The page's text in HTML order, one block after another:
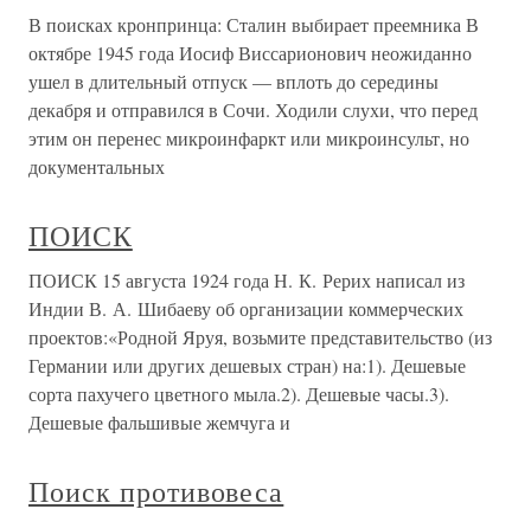
В поисках кронпринца: Сталин выбирает преемника В
октябре 1945 года Иосиф Виссарионович неожиданно
ушел в длительный отпуск — вплоть до середины
декабря и отправился в Сочи. Ходили слухи, что перед
этим он перенес микроинфаркт или микроинсульт, но
документальных
ПОИСК
ПОИСК 15 августа 1924 года Н. К. Рерих написал из
Индии В. А. Шибаеву об организации коммерческих
проектов:«Родной Яруя, возьмите представительство (из
Германии или других дешевых стран) на:1). Дешевые
сорта пахучего цветного мыла.2). Дешевые часы.3).
Дешевые фальшивые жемчуга и
Поиск противовеса